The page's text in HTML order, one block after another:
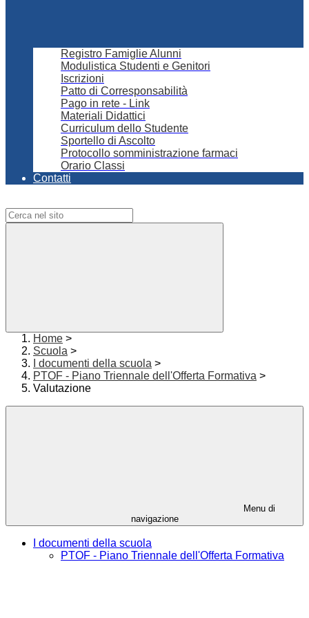
Registro Famiglie Alunni
Modulistica Studenti e Genitori
Iscrizioni
Patto di Corresponsabilità
Pago in rete - Link
Materiali Didattici
Curriculum dello Studente
Sportello di Ascolto
Protocollo somministrazione farmaci
Orario Classi
Contatti
Home >
Scuola >
I documenti della scuola >
PTOF - Piano Triennale dell'Offerta Formativa >
Valutazione
Menu di
navigazione
I documenti della scuola
PTOF - Piano Triennale dell'Offerta Formativa